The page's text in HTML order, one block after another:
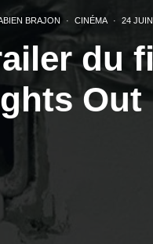
BRAJON · CINÉMA · 24
du
Out